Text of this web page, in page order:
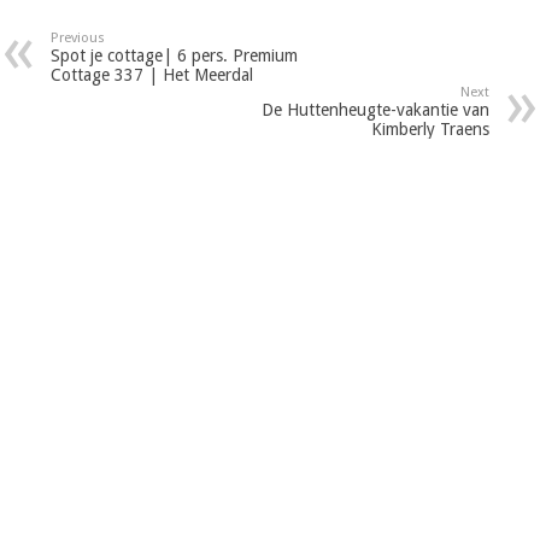
Previous
Spot je cottage| 6 pers. Premium
Cottage 337 | Het Meerdal
Next
De Huttenheugte-vakantie van
Kimberly Traens